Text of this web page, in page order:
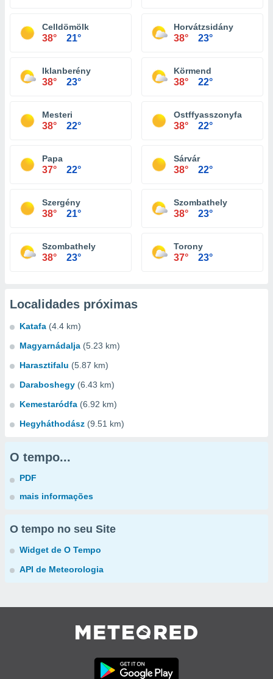
Celldömölk
38° 21°
Horvátzsidány
38° 23°
Iklanberény
38° 23°
Körmend
38° 22°
Mesteri
38° 22°
Ostffyasszonyfa
38° 22°
Papa
37° 22°
Sárvár
38° 22°
Szergény
38° 21°
Szombathely
38° 23°
Szombathely
38° 23°
Torony
37° 23°
Localidades próximas
Katafa (4.4 km)
Magyarnádalja (5.23 km)
Harasztifalu (5.87 km)
Daraboshegy (6.43 km)
Kemestaródfa (6.92 km)
Hegyháthodász (9.51 km)
O tempo...
PDF
mais informações
O tempo no seu Site
Widget de O Tempo
API de Meteorologia